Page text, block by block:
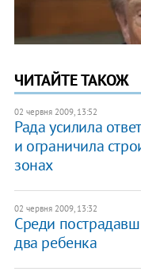
ЧИТАЙТЕ ТАКОЖ
02 червня 2009, 13:52
Рада усилила
и ограничила
зонах
02 червня 2009, 13:32
Среди
два ребенка